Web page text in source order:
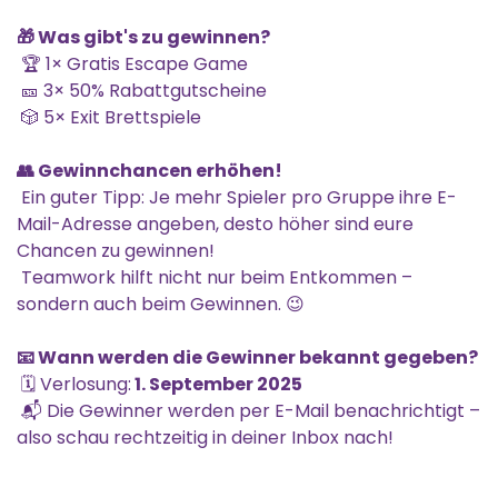
🎁 Was gibt's zu gewinnen?
🏆 1× Gratis Escape Game
🎫 3× 50% Rabattgutscheine
🎲 5× Exit Brettspiele
👥 Gewinnchancen erhöhen!
Ein guter Tipp: Je mehr Spieler pro Gruppe ihre E-
Mail-Adresse angeben, desto höher sind eure
Chancen zu gewinnen!
Teamwork hilft nicht nur beim Entkommen –
sondern auch beim Gewinnen. 😉
📧 Wann werden die Gewinner bekannt gegeben?
🗓️ Verlosung:1. September 2025
📬 Die Gewinner werden per E-Mail benachrichtigt –
also schau rechtzeitig in deiner Inbox nach!